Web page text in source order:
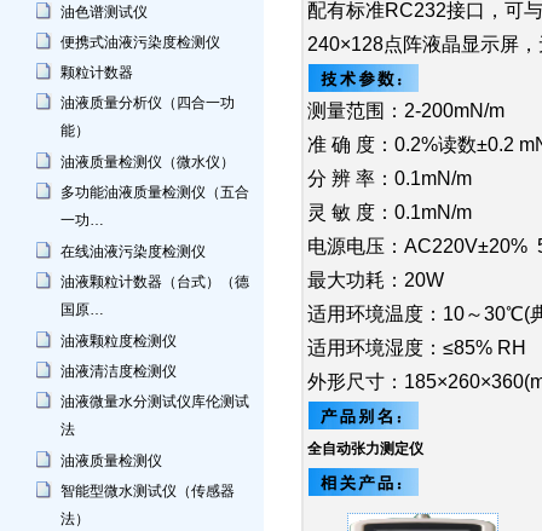
油色谱测试仪
便携式油液污染度检测仪
颗粒计数器
油液质量分析仪（四合一功
能）
油液质量检测仪（微水仪）
多功能油液质量检测仪（五合
一功…
在线油液污染度检测仪
油液颗粒计数器（台式）（德
国原…
油液颗粒度检测仪
油液清洁度检测仪
油液微量水分测试仪库伦测试
法
油液质量检测仪
智能型微水测试仪（传感器
法）
配有标准RC232接口，可
240×128点阵液晶显示屏
测量范围：2-200mN/m
准 确 度：0.2%读数±0.2
分 辨 率：0.1mN/m
灵 敏 度：0.1mN/m
电源电压：AC220V±20%
最大功耗：20W
适用环境温度：10～30℃(
适用环境湿度：≤85% RH
外形尺寸：
全自动张力测定仪